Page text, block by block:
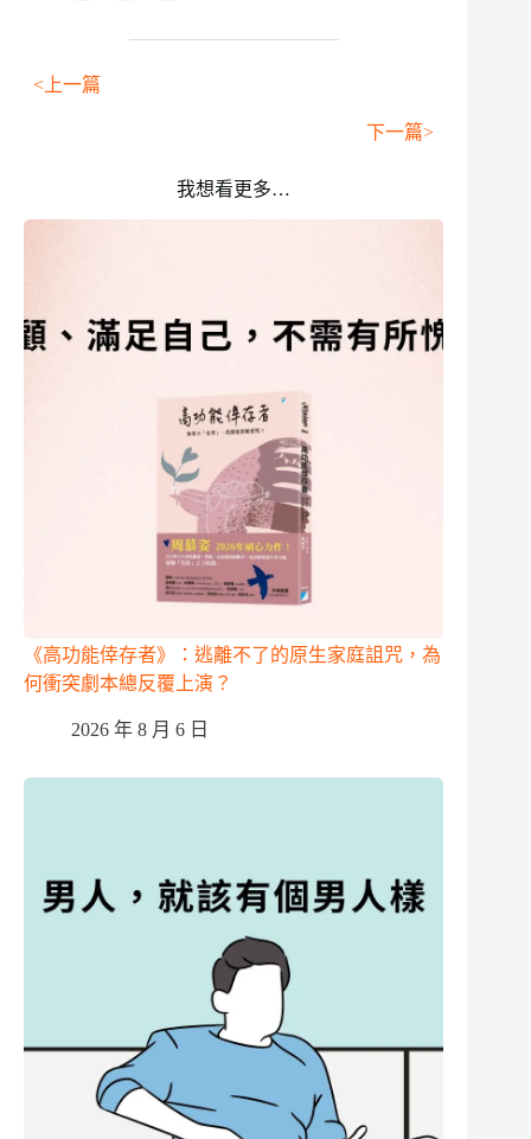
<上一篇
下一篇>
我想看更多…
《高功能倖存者》：逃離不了的原生家庭詛咒，為
何衝突劇本總反覆上演？
2026 年 8 月 6 日